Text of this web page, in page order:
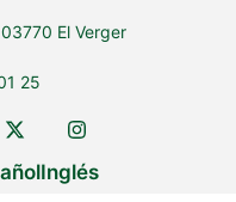
El Verger
25
Inglés